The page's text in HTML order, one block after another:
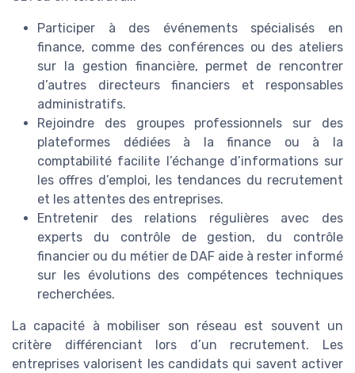
Participer à des événements spécialisés en
finance, comme des conférences ou des ateliers
sur la gestion financière, permet de rencontrer
d’autres directeurs financiers et responsables
administratifs.
Rejoindre des groupes professionnels sur des
plateformes dédiées à la finance ou à la
comptabilité facilite l’échange d’informations sur
les offres d’emploi, les tendances du recrutement
et les attentes des entreprises.
Entretenir des relations régulières avec des
experts du contrôle de gestion, du contrôle
financier ou du métier de DAF aide à rester informé
sur les évolutions des compétences techniques
recherchées.
La capacité à mobiliser son réseau est souvent un
critère différenciant lors d’un recrutement. Les
entreprises valorisent les candidats qui savent activer